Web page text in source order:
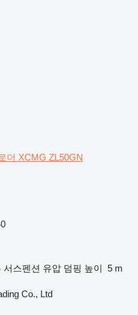
더 XCMG ZL50GN
서스펜션 유압 덤핑 높이 5 m
Co., Ltd